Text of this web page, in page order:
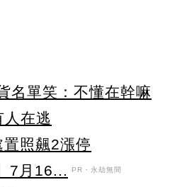
名單笑：不懂在幹嘛
在逃
照飆2漲停
7月16...
PR・永劫無間